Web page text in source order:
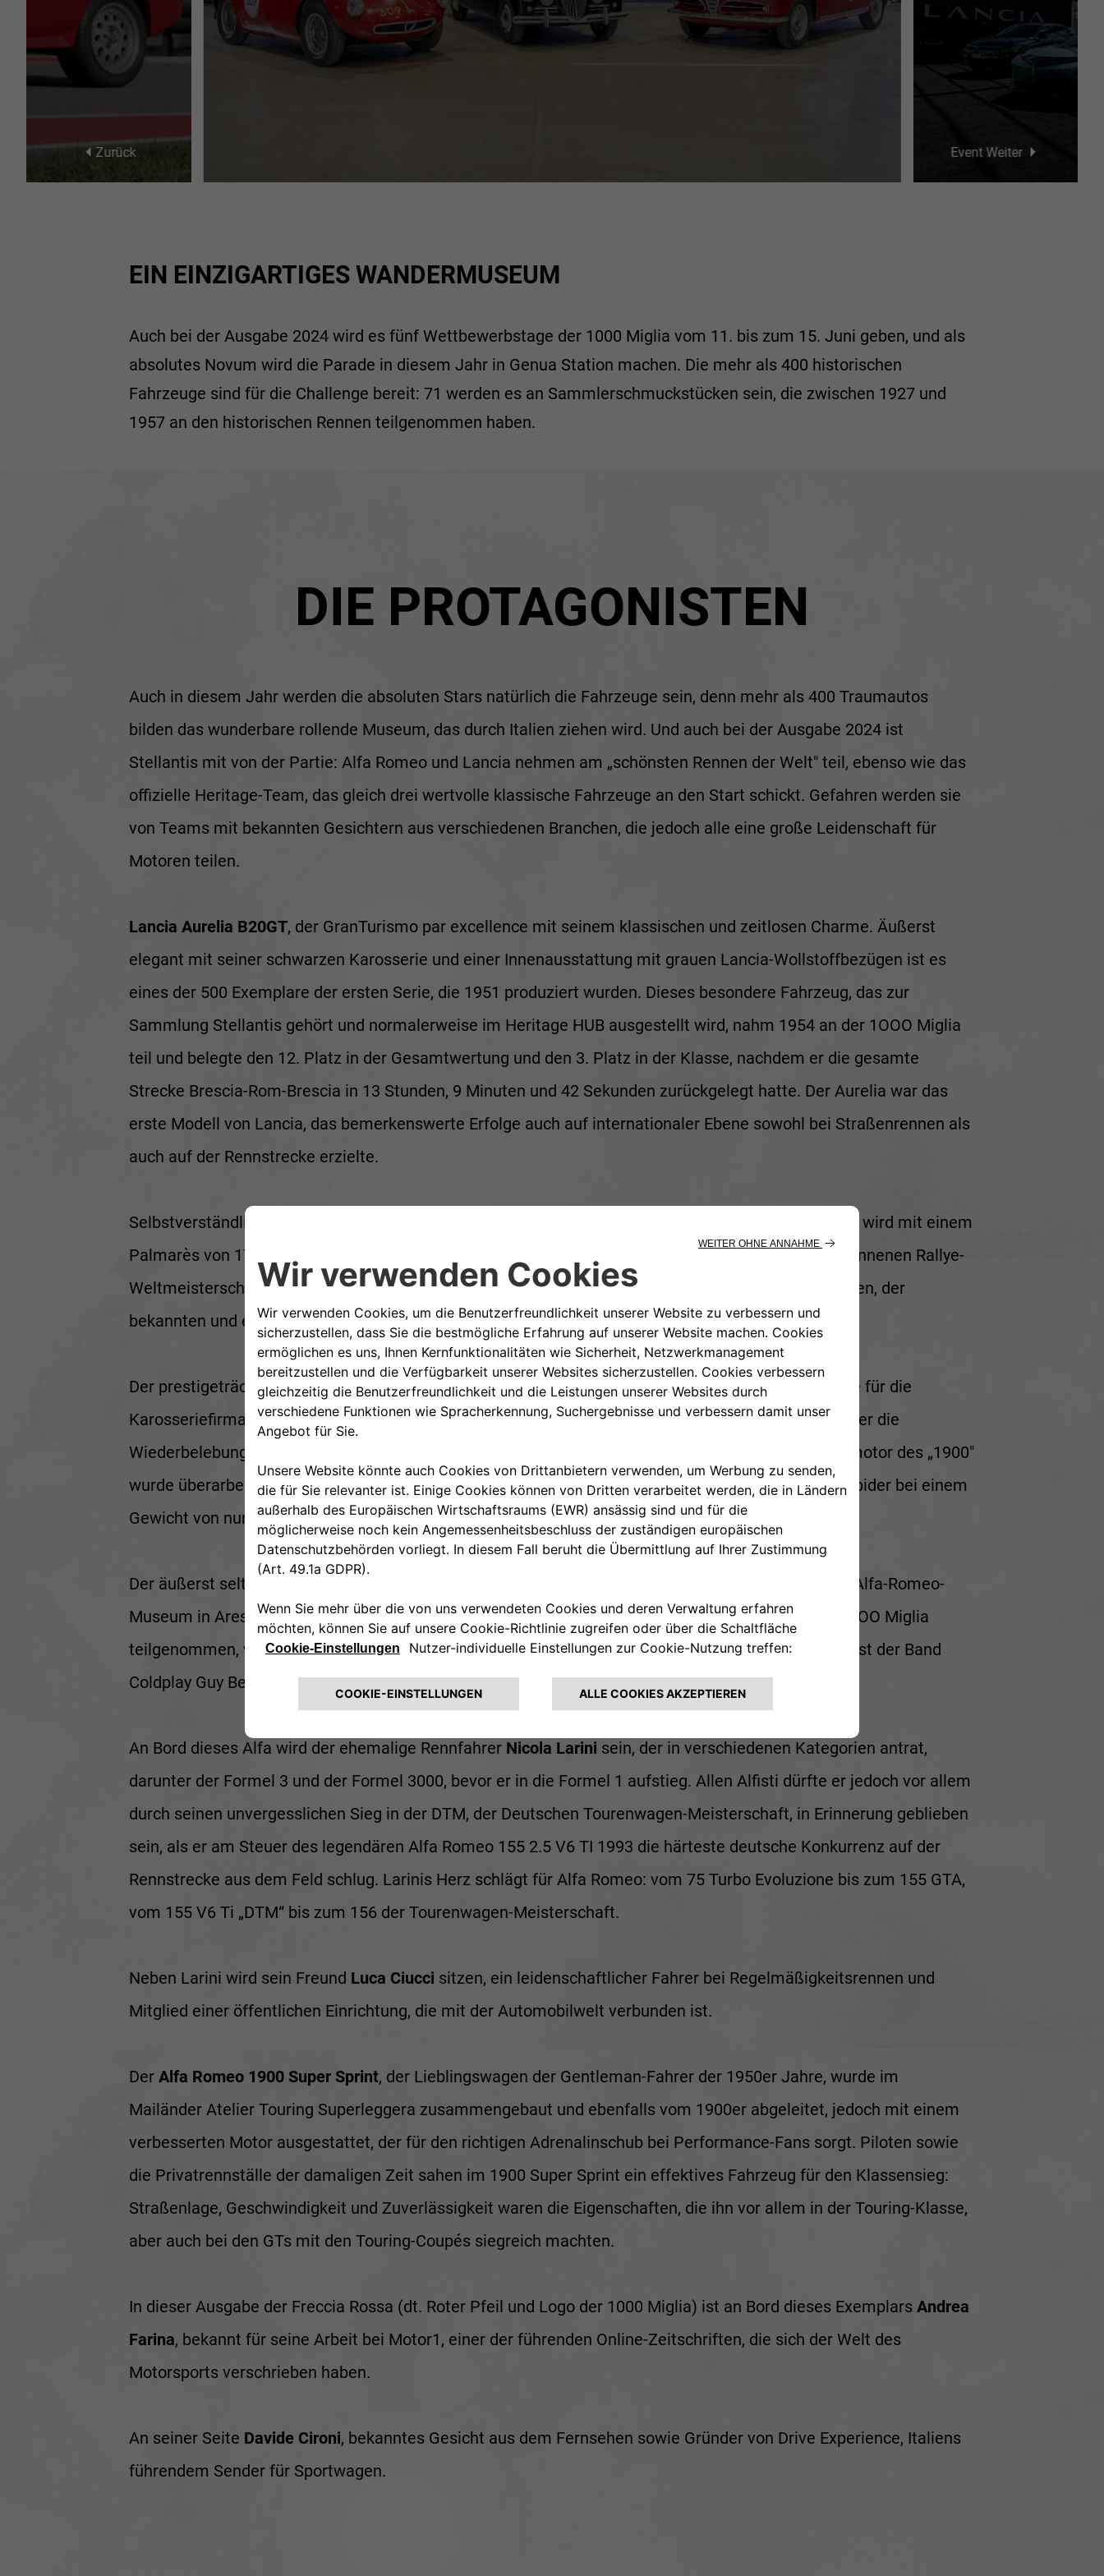
27 28 29 30 31 1 2
3 6 7
24 25 26 27 29 30
Zurück Event Weiter
EIN EINZIGARTIGES WANDERMUSEUM
Auch bei der Ausgabe 2024 wird es fünf Wettbewerbstage der 1000 Miglia vom 11. bis zum 15. Juni geben, und als
absolutes Novum wird die Parade in diesem Jahr in Genua Station machen. Die mehr als 400 historischen
Fahrzeuge sind für die Challenge bereit: 71 werden es an Sammlerschmuckstücken sein, die zwischen 1927 und
1957 an den historischen Rennen teilgenommen haben.
DIE PROTAGONISTEN
Auch in diesem Jahr werden die absoluten Stars natürlich die Fahrzeuge sein, denn mehr als 400 Traumautos
bilden das wunderbare rollende Museum, das durch Italien ziehen wird. Und auch bei der Ausgabe 2024 ist
Stellantis mit von der Partie: Alfa Romeo und Lancia nehmen am „schönsten Rennen der Welt" teil, ebenso wie das
offizielle Heritage-Team, das gleich drei wertvolle klassische Fahrzeuge an den Start schickt. Gefahren werden sie
von Teams mit bekannten Gesichtern aus verschiedenen Branchen, die jedoch alle eine große Leidenschaft für
Motoren teilen.
Lancia Aurelia B20GT, der GranTurismo par excellence mit seinem klassischen und zeitlosen Charme. Äußerst
elegant mit seiner schwarzen Karosserie und einer Innenausstattung mit grauen Lancia-Wollstoffbezügen ist es
eines der 500 Exemplare der ersten Serie, die 1951 produziert wurden. Dieses besondere Fahrzeug, das zur
Sammlung Stellantis gehört und normalerweise im Heritage HUB ausgestellt wird, nahm 1954 an der 1OOO Miglia
teil und belegte den 12. Platz in der Gesamtwertung und den 3. Platz in der Klasse, nachdem er die gesamte
Strecke Brescia-Rom-Brescia in 13 Stunden, 9 Minuten und 42 Sekunden zurückgelegt hatte. Der Aurelia war das
erste Modell von Lancia, das bemerkenswerte Erfolge auch auf internationaler Ebene sowohl bei Straßenrennen als
auch auf der Rennstrecke erzielte.
Selbstverständlich kann ein solches Auto nur von einem hervorragenden Team gefahren werden. So wird mit einem
Palmarès von 17 Rallye-Siegen und 40 Podiumsplätzen bei 79 bestrittenen Rallyes sowie zwei gewonnenen Rallye-
Weltmeisterschaften mit Lancia kein geringerer als Miki Biasionrechts neben
sitzen, der
bekannten und einflussreichen Automobil- und Lifestyle-Journalistin, TV-Moderatorin und Autorin.
Der prestigeträchtige Barchetta-PrototypAlfa Romeo 1900 Sport Spiderwurde von Franco Scaglione für die
Karosseriefirma Bertone entworfen und ausgehend von dem 1900er entwickelt. Er war der Wagen, der die
Wiederbelebung von Alfa Romeo nach dem Krieg markierte. Der bereits ausgeklügelte Vierzylindermotor des „1900"
wurde überarbeitet und auf eine Leistung von 138 PS gebracht, was dem Prototyp des 1900 Sport Spider bei einem
Gewicht von nur 880 kg eine Höchstgeschwindigkeit von 220 km/h ermöglichte.
Der äußerst seltene Alfa Romeo 1900 Sport Spider der Stellantis Heritage-Sammlung, der aus dem Alfa-Romeo-
Museum in Arese stammt, hat bereits mehrfach an der Erinnerungsveranstaltung der historischen 1OO Miglia
teilgenommen, wobei am Steuer verschiedene bekannte Persönlichkeiten saßen, darunter der Bassist der Band
Coldplay Guy Berryman und der Rennfahrer Derek Hill.
An Bord dieses Alfa wird der ehemalige Rennfahrer Nicola Larini sein, der in verschiedenen Kategorien antrat,
darunter der Formel 3 und der Formel 3000, bevor er in die Formel 1 aufstieg. Allen Alfisti dürfte er jedoch vor allem
durch seinen unvergesslichen Sieg in der DTM, der Deutschen Tourenwagen-Meisterschaft, in Erinnerung geblieben
sein, als er am Steuer des legendären Alfa Romeo 155 2.5 V6 TI 1993 die härteste deutsche Konkurrenz auf der
Rennstrecke aus dem Feld schlug. Larinis Herz schlägt für Alfa Romeo: vom 75 Turbo Evoluzione bis zum 155 GTA,
vom 155 V6 Ti „DTM“ bis zum 156 der Tourenwagen-Meisterschaft.
Neben Larini wird sein Freund Luca Ciucci sitzen, ein leidenschaftlicher Fahrer bei Regelmäßigkeitsrennen und
Mitglied einer öffentlichen Einrichtung, die mit der Automobilwelt verbunden ist.
Der Alfa Romeo 1900 Super Sprint, der Lieblingswagen der Gentleman-Fahrer der 1950er Jahre, wurde im
Mailänder Atelier Touring Superleggera zusammengebaut und ebenfalls vom 1900er abgeleitet, jedoch mit einem
verbesserten Motor ausgestattet, der für den richtigen Adrenalinschub bei Performance-Fans sorgt. Piloten sowie
die Privatrennställe der damaligen Zeit sahen im 1900 Super Sprint ein effektives Fahrzeug für den Klassensieg:
Straßenlage, Geschwindigkeit und Zuverlässigkeit waren die Eigenschaften, die ihn vor allem in der Touring-Klasse,
aber auch bei den GTs mit den Touring-Coupés siegreich machten.
In dieser Ausgabe der Freccia Rossa (dt. Roter Pfeil und Logo der 1000 Miglia) ist an Bord dieses Exemplars Andrea
Farina, bekannt für seine Arbeit bei Motor1, einer der führenden Online-Zeitschriften, die sich der Welt des
Motorsports verschrieben haben.
An seiner Seite Davide Cironi, bekanntes Gesicht aus dem Fernsehen sowie Gründer von Drive Experience, Italiens
führendem Sender für Sportwagen.